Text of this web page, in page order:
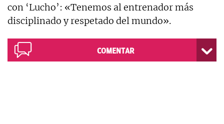
con ‘Lucho’: «Tenemos al entrenador más
disciplinado y respetado del mundo».
COMENTAR